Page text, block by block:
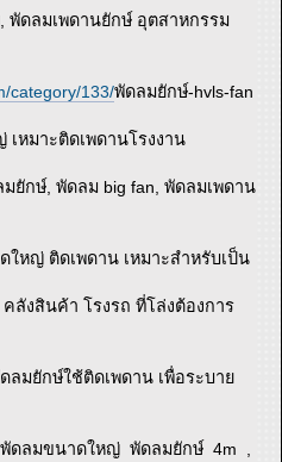
ดลมเพดานยักษ์ อุตสาหกรรม
category/133/พัดลมยักษ์-hvls-fan
หมาะติดเพดานโรงงาน
ยักษ์, พัดลม big fan, พัดลมเพดาน
หญ่ ติดเพดาน เหมาะสำหรับเป็น
ลังสินค้า โรงรถ ที่โล่งต้องการ
มยักษ์ใช้ติดเพดาน เพื่อระบาย
ดลมขนาดใหญ่ พัดลมยักษ์ 4m ,